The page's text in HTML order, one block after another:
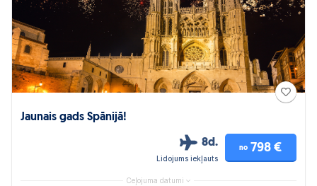
Jaunais gads Spānijā!
8d.
Lidojums iekļauts
no 798 €
Ceļojuma datumi